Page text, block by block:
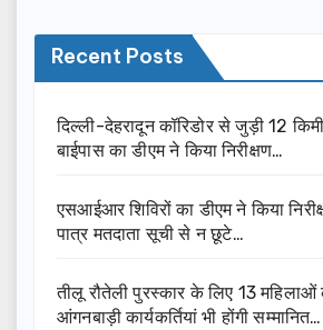
Recent Posts
दिल्ली-देहरादून कॉरिडोर से जुड़ी 12
बाईपास का डीएम ने किया निरीक्षण…
एसआईआर शिविरों का डीएम ने किया
पात्र मतदाता सूची से न छूटे…
तीलू रौतेली पुरस्कार के लिए 13
आंगनबाड़ी कार्यकर्तियां भी होंगी सम्मानित…